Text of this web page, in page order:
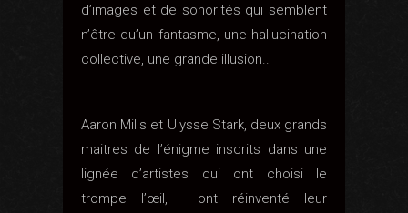
d’images et de sonorités qui semblent
n’être qu’un fantasme, une hallucination
collective, une grande illusion..
Aaron Mills et Ulysse Stark, deux grands
maitres de l’énigme inscrits dans une
lignée d’artistes qui ont choisi le
trompe l’œil, ont réinventé leur